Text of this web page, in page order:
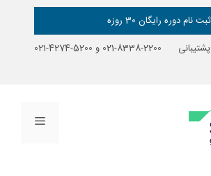
ثبت نام دوره رایگان 30 روزه
پشتیبانی 2200-8338-021 و 5200-4274-021
فهرست